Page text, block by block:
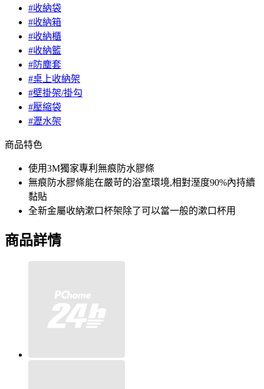
#收納袋
#收納箱
#收納櫃
#收納籃
#防塵套
#桌上收納架
#壁掛架/掛勾
#壓縮袋
#瀝水架
商品特色
使用3M獨家專利無痕防水膠條
無痕防水膠條能在嚴苛的浴室環境,相對溼度90%內持續
黏貼
全新金屬收納漱口杯架除了可以當一般的漱口杯用
商品詳情